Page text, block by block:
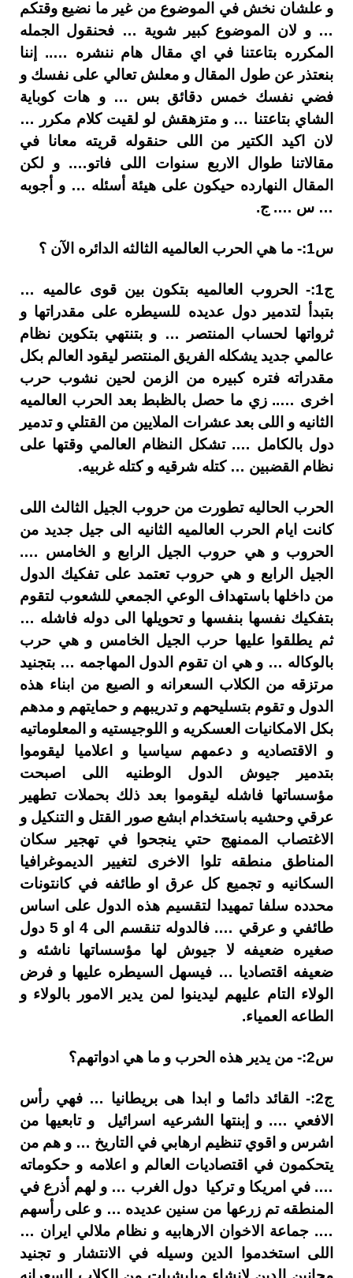
و علشان نخش في الموضوع من غير ما نضيع وقتكم
… و لان الموضوع كبير شوية … فحنقول الجمله
المكرره بتاعتنا في اي مقال هام ننشره ….. إننا
بنعتذر عن طول المقال و معلش تعالي على نفسك و
فضي نفسك خمس دقائق بس … و هات كوباية
الشاي بتاعتنا … و متزهقش لو لقيت كلام مكرر …
لان اكيد الكتير من اللى حنقوله قريته معانا في
مقالاتنا طوال الاربع سنوات اللى فاتو…. و لكن
المقال النهارده حيكون على هيئة أسئله … و أجوبه
… س …. ج.
س1:- ما هي الحرب العالميه الثالثه الدائره الآن ؟
ج1:- الحروب العالميه بتكون بين قوى عالميه …
بتبدأ لتدمير دول عديده للسيطره على مقدراتها و
ثرواتها لحساب المنتصر … و بتنتهي بتكوين نظام
عالمي جديد يشكله الفريق المنتصر ليقود العالم بكل
مقدراته فتره كبيره من الزمن لحين نشوب حرب
اخرى ….. زي ما حصل بالظبط بعد الحرب العالميه
الثانيه و اللى بعد عشرات الملايين من القتلي و تدمير
دول بالكامل …. تشكل النظام العالمي وقتها على
نظام القضبين … كتله شرقيه و كتله غربيه.
الحرب الحاليه تطورت من حروب الجيل الثالث اللى
كانت ايام الحرب العالميه الثانيه الى جيل جديد من
الحروب و هي حروب الجيل الرابع و الخامس ….
الجيل الرابع و هي حروب تعتمد على تفكيك الدول
من داخلها باستهداف الوعي الجمعي للشعوب لتقوم
بتفكيك نفسها بنفسها و تحويلها الى دوله فاشله …
ثم يطلقوا عليها حرب الجيل الخامس و هي حرب
بالوكاله … و هي ان تقوم الدول المهاجمه … بتجنيد
مرتزقه من الكلاب السعرانه و الصيع من ابناء هذه
الدول و تقوم بتسليحهم و تدريبهم و حمايتهم و مدهم
بكل الامكانيات العسكريه و اللوجيستيه و المعلوماتيه
و الاقتصاديه و دعمهم سياسيا و اعلاميا ليقوموا
بتدمير جيوش الدول الوطنيه اللى اصبحت
مؤسساتها فاشله ليقوموا بعد ذلك بحملات تطهير
عرقي وحشيه باستخدام ابشع صور القتل و التنكيل و
الاغتصاب الممنهج حتي ينجحوا في تهجير سكان
المناطق منطقه تلوا الاخرى لتغيير الديموغرافيا
السكانيه و تجميع كل عرق او طائفه في كانتونات
محدده سلفا تمهيدا لتقسيم هذه الدول على اساس
طائفي و عرقي …. فالدوله تنقسم الى 4 او 5 دول
صغيره ضعيفه لا جيوش لها مؤسساتها ناشئه و
ضعيفه اقتصاديا … فيسهل السيطره عليها و فرض
الولاء التام عليهم ليدينوا لمن يدير الامور بالولاء و
الطاعه العمياء.
س2:- من يدير هذه الحرب و ما هي ادواتهم؟
ج2:- القائد دائما و ابدا هى بريطانيا … فهي رأس
الافعي …. و إبنتها الشرعيه اسرائيل و تابعيها من
اشرس و اقوي تنظيم ارهابي في التاريخ … و هم من
يتحكمون في اقتصاديات العالم و اعلامه و حكوماته
…. في امريكا و تركيا دول الغرب … و لهم أذرع في
المنطقه تم زرعها من سنين عديده … و على رأسهم
…. جماعة الاخوان الارهابيه و نظام ملالي ايران …
اللى استخدموا الدين وسيله في الانتشار و تجنيد